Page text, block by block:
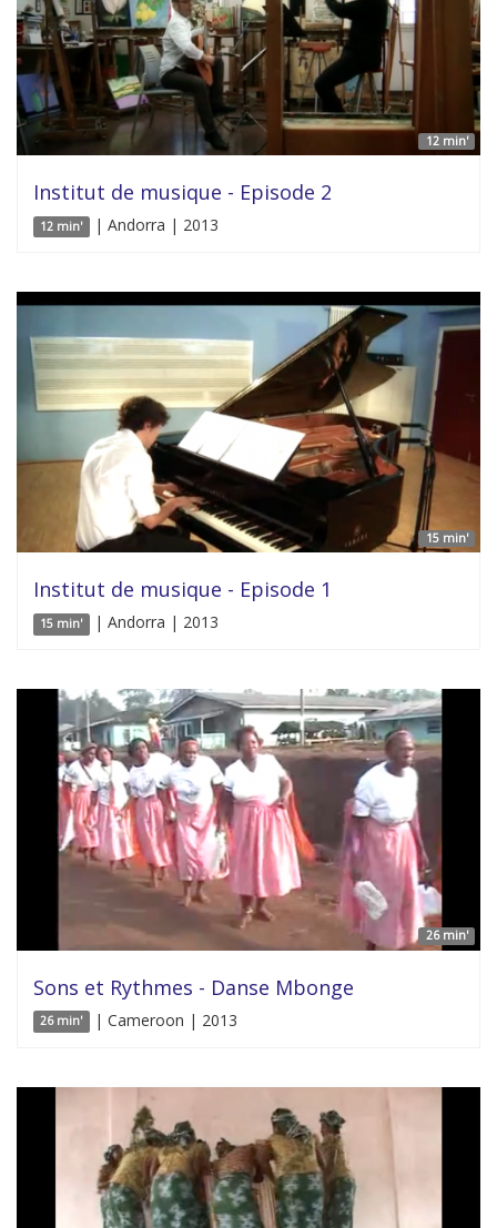
12 min'
Institut de musique - Episode 2
12 min' | Andorra | 2013
15 min'
Institut de musique - Episode 1
15 min' | Andorra | 2013
26 min'
Sons et Rythmes - Danse Mbonge
26 min' | Cameroon | 2013